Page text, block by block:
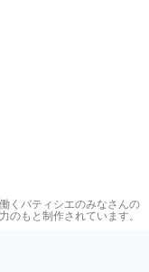
くパティシエのみなさんの
のもと制作されています。